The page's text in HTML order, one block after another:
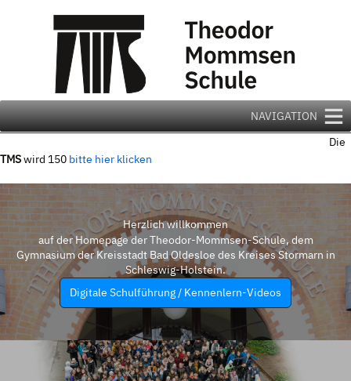
NAVIGATION
Die
TMSwird 150 bitte hier klicken
Herzlich willkommen
auf der Homepage der Theodor-Mommsen-Schule, dem
Gymnasium der Kreisstadt Bad Oldesloe des Kreises Stormarn in
Schleswig-Holstein.
Digitale Schulführung / Kennenlern-Videos